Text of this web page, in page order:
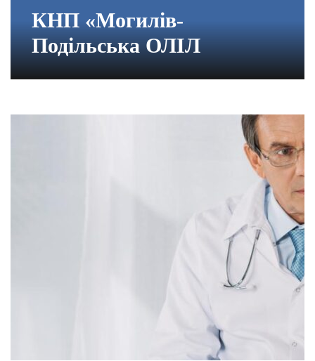
КНП «Могилів-
Подільська ОЛІЛ